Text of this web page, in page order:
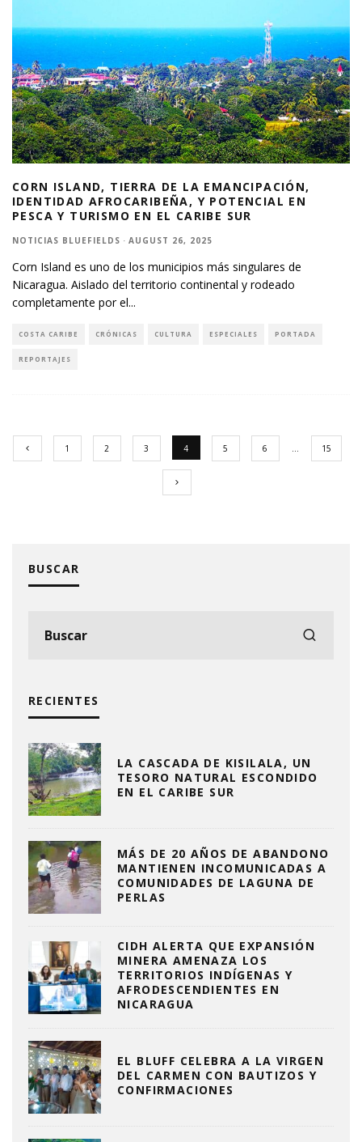
CORN ISLAND, TIERRA DE LA EMANCIPACIÓN,
IDENTIDAD AFROCARIBEÑA, Y POTENCIAL EN
PESCA Y TURISMO EN EL CARIBE SUR
NOTICIAS BLUEFIELDS · AUGUST 26, 2025
Corn Island es uno de los municipios más singulares de
Nicaragua. Aislado del territorio continental y rodeado
completamente por el...
COSTA CARIBE CRÓNICAS CULTURA ESPECIALES PORTADA
REPORTAJES
1 2 3 4 5 6 … 15
BUSCAR
RECIENTES
LA CASCADA DE KISILALA, UN
TESORO NATURAL ESCONDIDO
EN EL CARIBE SUR
MÁS DE 20 AÑOS DE ABANDONO
MANTIENEN INCOMUNICADAS A
COMUNIDADES DE LAGUNA DE
PERLAS
CIDH ALERTA QUE EXPANSIÓN
MINERA AMENAZA LOS
TERRITORIOS INDÍGENAS Y
AFRODESCENDIENTES EN
NICARAGUA
EL BLUFF CELEBRA A LA VIRGEN
DEL CARMEN CON BAUTIZOS Y
CONFIRMACIONES